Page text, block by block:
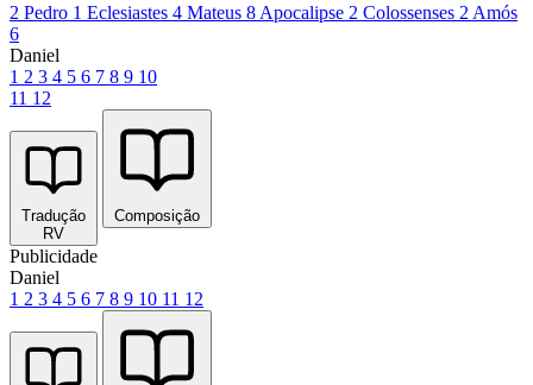
2 Pedro 1 Eclesiastes 4 Mateus 8 Apocalipse 2 Colossenses 2 Amós
6
Daniel
1 2 3 4 5 6 7 8 9 10
11 12
Tradução
RV
Composição
Publicidade
Daniel
1 2 3 4 5 6 7 8 9 10 11 12